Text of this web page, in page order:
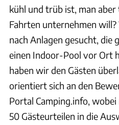
kühl und trüb ist, man
Fahrten unternehmen
nach Anlagen gesucht, die
einen Indoor-Pool vor Ort
haben wir den Gästen
orientiert sich an den
Portal Camping.info,
50 Gästeurteilen in die